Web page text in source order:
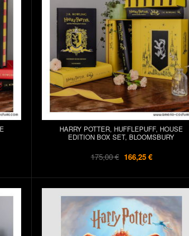
HARRY POTTER, HUFFLEPUFF, HOUSE
EDITION BOX SET, BLOOMSBURY
175,00 € 166,25 €